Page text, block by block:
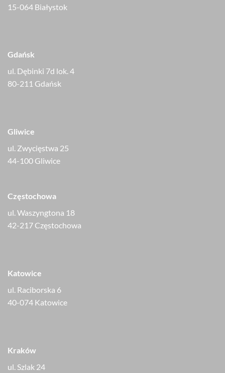
15-064 Białystok
Gdańsk
ul. Dębinki 7d lok. 4
80-211 Gdańsk
Gliwice
ul. Zwycięstwa 25
44-100 Gliwice
Częstochowa
ul. Waszyngtona 18
42-217 Częstochowa
Katowice
ul. Raciborska 6
40-074 Katowice
Kraków
ul. Szlak 24